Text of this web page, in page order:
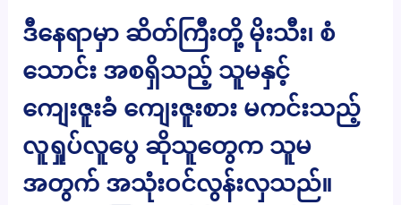
ဒီနေရာမှာ ဆိတ်ကြီးတို့ မိုးသီး၊ စံ
သောင်း အစရှိသည့် သူမနှင့်
ကျေးဇူးခံ ကျေးဇူးစား မကင်းသည့်
လူရှုပ်လူပွေ ဆိုသူတွေက သူမ
အတွက် အသုံးဝင်လွန်းလှသည်။